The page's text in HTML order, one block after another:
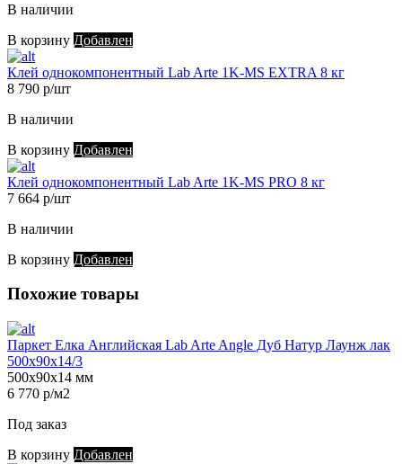
В наличии
В корзину Добавлен
Клей однокомпонентный Lab Arte 1K-MS EXTRA 8 кг
8 790 р/шт
В наличии
В корзину Добавлен
Клей однокомпонентный Lab Arte 1K-MS PRO 8 кг
7 664 р/шт
В наличии
В корзину Добавлен
Похожие товары
Паркет Елка Английская Lab Arte Angle Дуб Натур Лаунж лак
500х90х14/3
500х90х14 мм
6 770 р/м2
Под заказ
В корзину Добавлен